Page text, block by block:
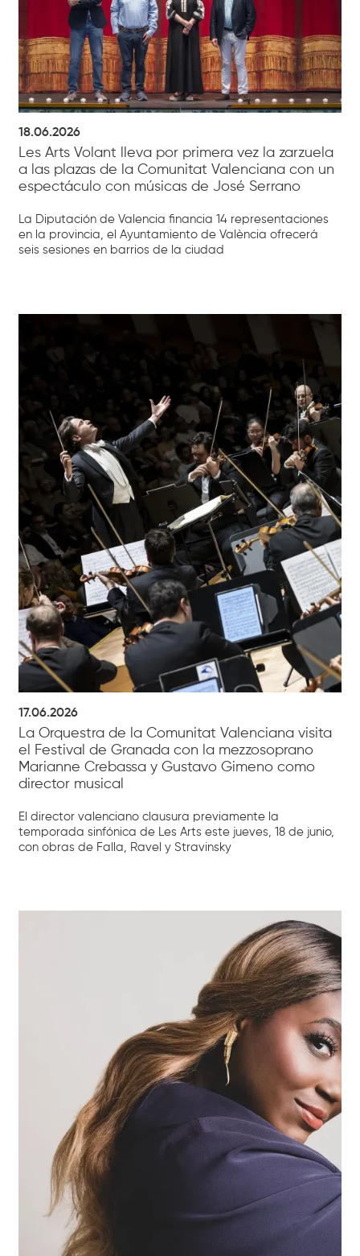
18.06.2026
Les Arts Volant lleva por primera vez la zarzuela
a las plazas de la Comunitat Valenciana con un
espectáculo con músicas de José Serrano
La Diputación de Valencia financia 14 representaciones
en la provincia, el Ayuntamiento de València ofrecerá
seis sesiones en barrios de la ciudad
17.06.2026
La Orquestra de la Comunitat Valenciana visita
el Festival de Granada con la mezzosoprano
Marianne Crebassa y Gustavo Gimeno como
director musical
El director valenciano clausura previamente la
temporada sinfónica de Les Arts este jueves, 18 de junio,
con obras de Falla, Ravel y Stravinsky